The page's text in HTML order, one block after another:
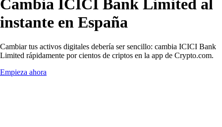
Cambia ICICI Bank Limited al
instante en España
Cambiar tus activos digitales debería ser sencillo: cambia ICICI Bank
Limited rápidamente por cientos de criptos en la app de Crypto.com.
Empieza ahora